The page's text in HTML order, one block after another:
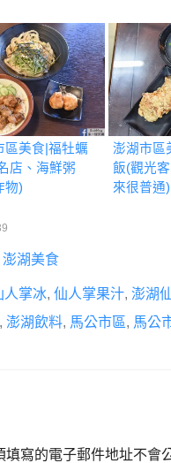
區美食|福牡蠣
店、海鮮粥
物)
澎湖市區
飯(觀光
來很普通)
澎湖美食
人掌冰, 仙人掌果汁, 澎湖
, 澎湖飲料, 馬公市區, 馬公
填寫的電子郵件地址不會